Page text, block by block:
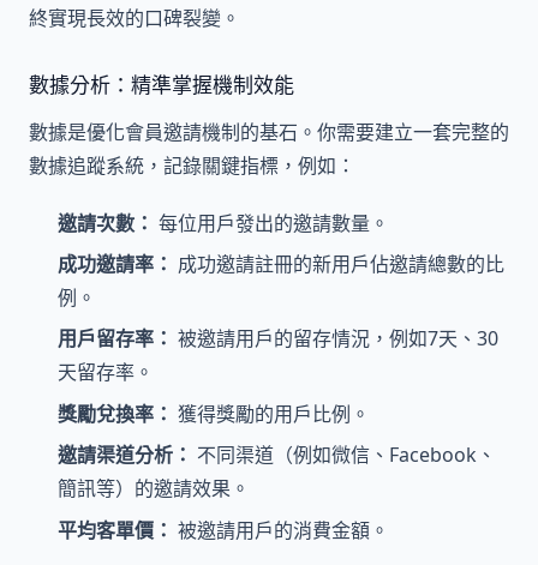
終實現長效的口碑裂變。
數據分析：精準掌握機制效能
數據是優化會員邀請機制的基石。你需要建立一套完整的
數據追蹤系統，記錄關鍵指標，例如：
邀請次數： 每位用戶發出的邀請數量。
成功邀請率： 成功邀請註冊的新用戶佔邀請總數的比
例。
用戶留存率： 被邀請用戶的留存情況，例如7天、30
天留存率。
獎勵兌換率： 獲得獎勵的用戶比例。
邀請渠道分析： 不同渠道（例如微信、Facebook、
簡訊等）的邀請效果。
平均客單價： 被邀請用戶的消費金額。